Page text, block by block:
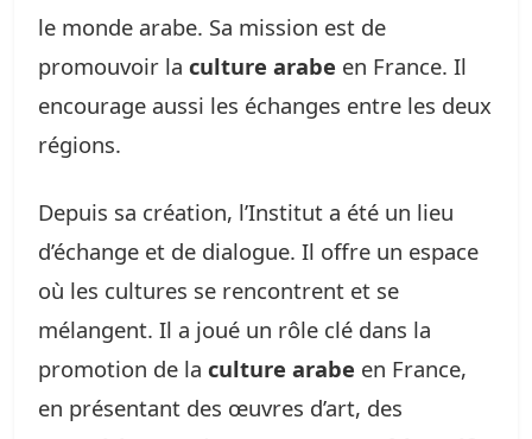
le monde arabe. Sa mission est de
promouvoir la culture arabe en France. Il
encourage aussi les échanges entre les deux
régions.
Depuis sa création, l’Institut a été un lieu
d’échange et de dialogue. Il offre un espace
où les cultures se rencontrent et se
mélangent. Il a joué un rôle clé dans la
promotion de la culture arabe en France,
en présentant des œuvres d’art, des